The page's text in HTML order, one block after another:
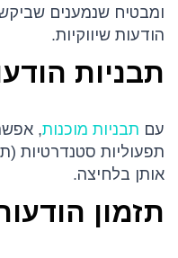
ומבטיח שנמענים
הודעות שיווקיות.
תבניות
עם תבניות מוכנות,
תפעוליות סטנדרטיות
אותן בלחיצה.
תזמון